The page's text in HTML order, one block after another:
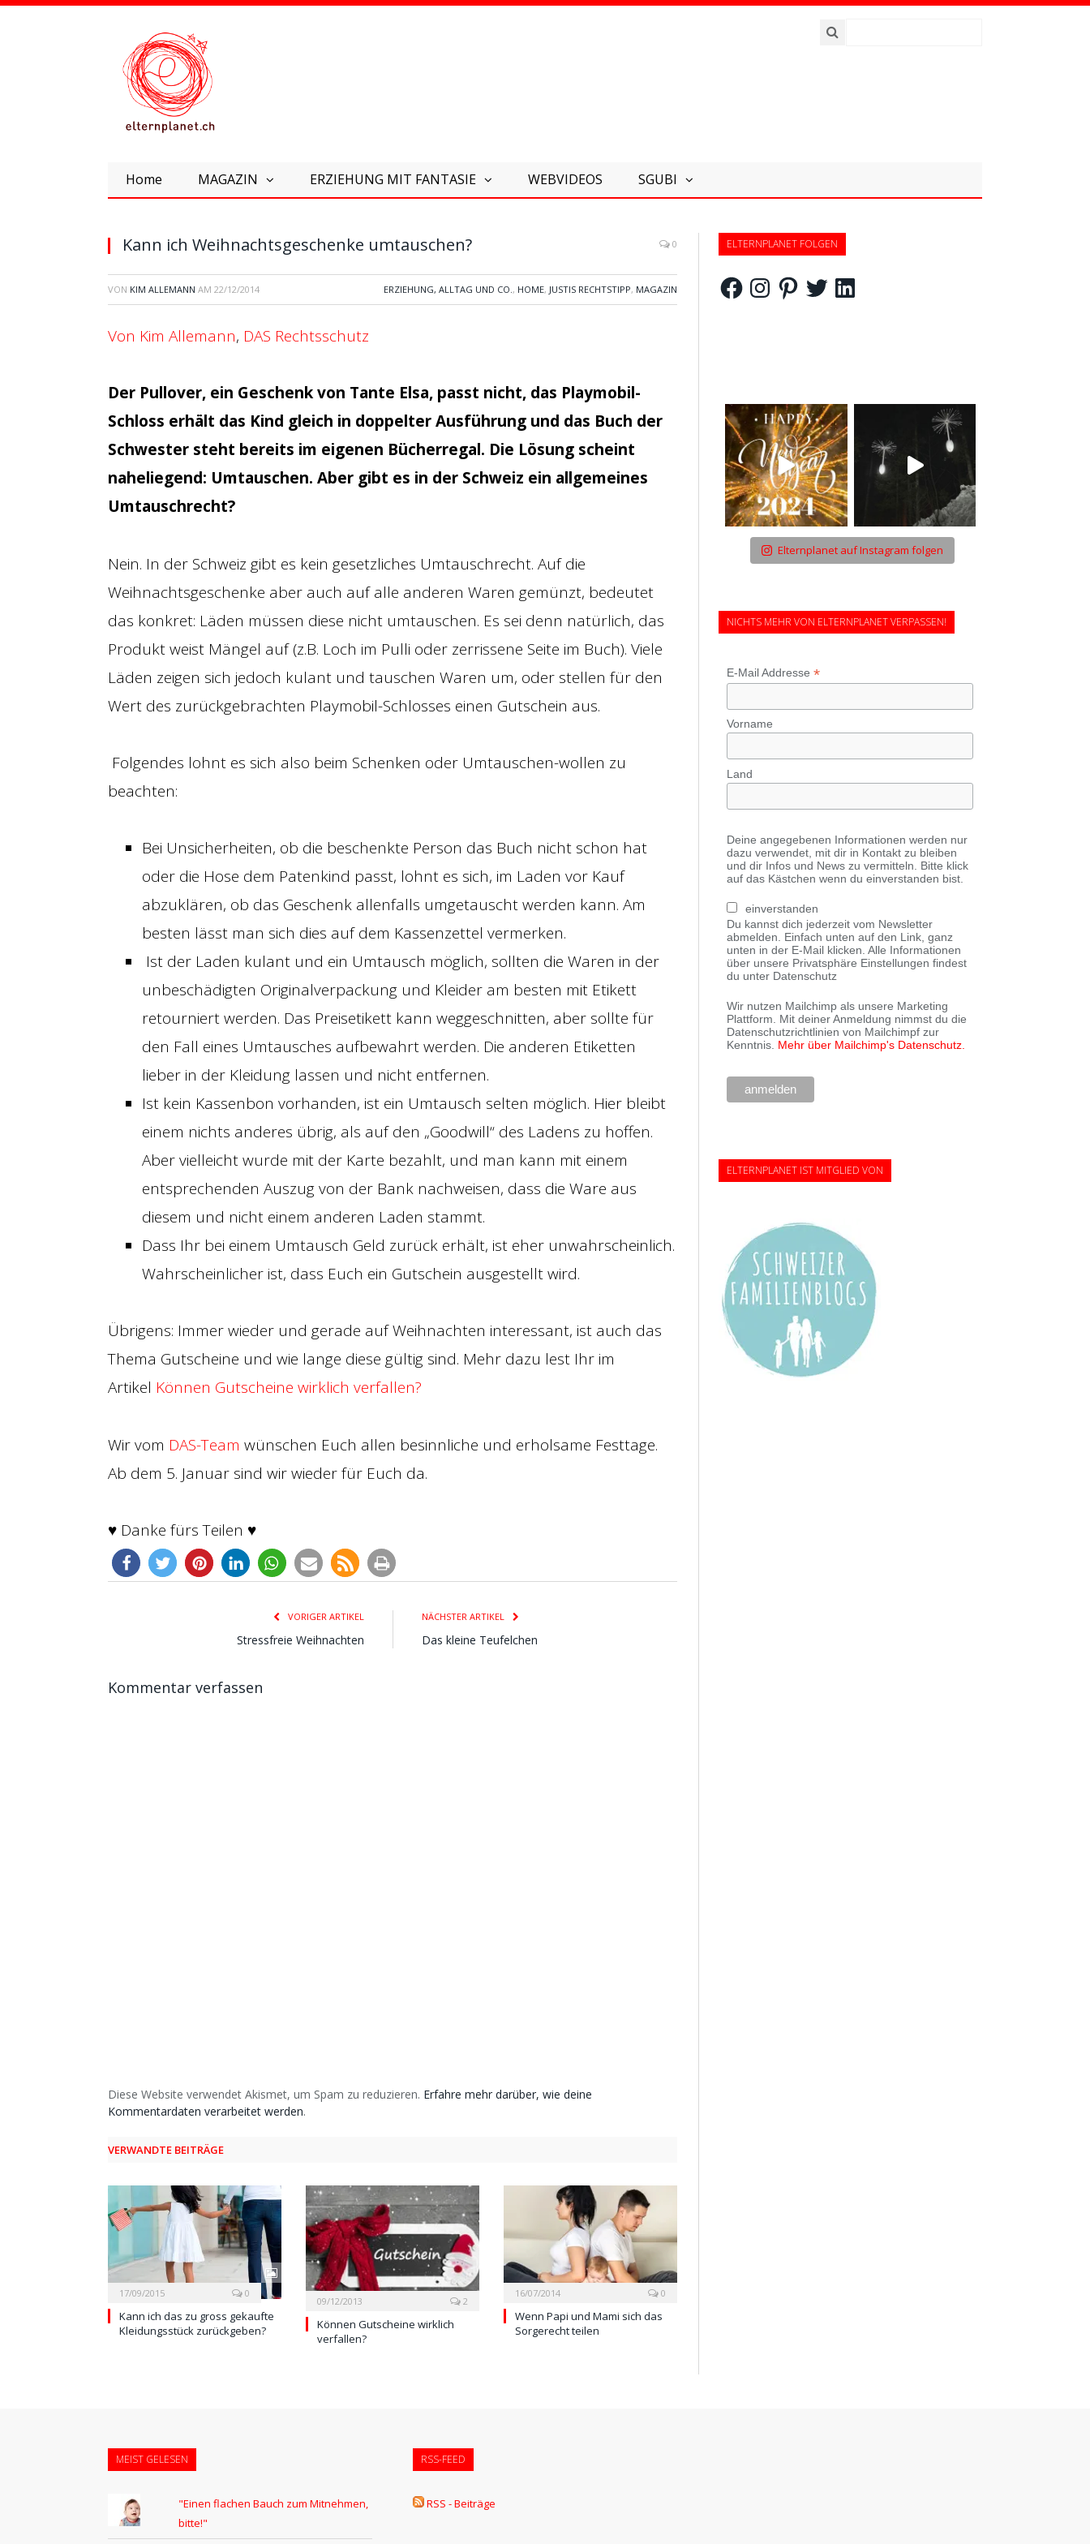
Home MAGAZIN ERZIEHUNG MIT FANTASIE WEBVIDEOS SGUBI
Kann ich Weihnachtsgeschenke umtauschen? 0
VON KIM ALLEMANN AM 22/12/2014 ERZIEHUNG, ALLTAG UND CO., HOME, JUSTIS RECHTSTIPP, MAGAZIN
Von Kim Allemann, DAS Rechtsschutz
Der Pullover, ein Geschenk von Tante Elsa, passt nicht, das Playmobil-
Schloss erhält das Kind gleich in doppelter Ausführung und das Buch der
Schwester steht bereits im eigenen Bücherregal. Die Lösung scheint
naheliegend: Umtauschen. Aber gibt es in der Schweiz ein allgemeines
Umtauschrecht?
Nein. In der Schweiz gibt es kein gesetzliches Umtauschrecht. Auf die
Weihnachtsgeschenke aber auch auf alle anderen Waren gemünzt, bedeutet
das konkret: Läden müssen diese nicht umtauschen. Es sei denn natürlich, das
Produkt weist Mängel auf (z.B. Loch im Pulli oder zerrissene Seite im Buch). Viele
Läden zeigen sich jedoch kulant und tauschen Waren um, oder stellen für den
Wert des zurückgebrachten Playmobil-Schlosses einen Gutschein aus.
Folgendes lohnt es sich also beim Schenken oder Umtauschen-wollen zu
beachten:
Bei Unsicherheiten, ob die beschenkte Person das Buch nicht schon hat
oder die Hose dem Patenkind passt, lohnt es sich, im Laden vor Kauf
abzuklären, ob das Geschenk allenfalls umgetauscht werden kann. Am
besten lässt man sich dies auf dem Kassenzettel vermerken.
Ist der Laden kulant und ein Umtausch möglich, sollten die Waren in der
unbeschädigten Originalverpackung und Kleider am besten mit Etikett
retourniert werden. Das Preisetikett kann weggeschnitten, aber sollte für
den Fall eines Umtausches aufbewahrt werden. Die anderen Etiketten
lieber in der Kleidung lassen und nicht entfernen.
Ist kein Kassenbon vorhanden, ist ein Umtausch selten möglich. Hier bleibt
einem nichts anderes übrig, als auf den „Goodwill“ des Ladens zu hoffen.
Aber vielleicht wurde mit der Karte bezahlt, und man kann mit einem
entsprechenden Auszug von der Bank nachweisen, dass die Ware aus
diesem und nicht einem anderen Laden stammt.
Dass Ihr bei einem Umtausch Geld zurück erhält, ist eher unwahrscheinlich.
Wahrscheinlicher ist, dass Euch ein Gutschein ausgestellt wird.
Übrigens: Immer wieder und gerade auf Weihnachten interessant, ist auch das
Thema Gutscheine und wie lange diese gültig sind. Mehr dazu lest Ihr im
Artikel Können Gutscheine wirklich verfallen?
Wir vom DAS-Team wünschen Euch allen besinnliche und erholsame Festtage.
Ab dem 5. Januar sind wir wieder für Euch da.
♥ Danke fürs Teilen ♥
VORIGER ARTIKEL
Stressfreie Weihnachten
NÄCHSTER ARTIKEL
Das kleine Teufelchen
Kommentar verfassen
Diese Website verwendet Akismet, um Spam zu reduzieren. Erfahre mehr darüber, wie deine
Kommentardaten verarbeitet werden.
VERWANDTE BEITRÄGE
17/09/2015 0
Kann ich das zu gross gekaufte
Kleidungsstück zurückgeben?
09/12/2013 2
Können Gutscheine wirklich
verfallen?
16/07/2014 0
Wenn Papi und Mami sich das
Sorgerecht teilen
ELTERNPLANET FOLGEN
FacebookInstagramPinterestTwitterLinkedIn
Elternplanet auf Instagram folgen
NICHTS MEHR VON ELTERNPLANET VERPASSEN!
E-Mail Addresse *
Vorname
Land
Deine angegebenen Informationen werden nur
dazu verwendet, mit dir in Kontakt zu bleiben
und dir Infos und News zu vermitteln. Bitte klick
auf das Kästchen wenn du einverstanden bist.
einverstanden
Du kannst dich jederzeit vom Newsletter
abmelden. Einfach unten auf den Link, ganz
unten in der E-Mail klicken. Alle Informationen
über unsere Privatsphäre Einstellungen findest
du unter Datenschutz
Wir nutzen Mailchimp als unsere Marketing
Plattform. Mit deiner Anmeldung nimmst du die
Datenschutzrichtlinien von Mailchimpf zur
Kenntnis. Mehr über Mailchimp's Datenschutz.
ELTERNPLANET IST MITGLIED VON
MEIST GELESEN
"Einen flachen Bauch zum Mitnehmen,
bitte!"
RSS-FEED
RSS - Beiträge